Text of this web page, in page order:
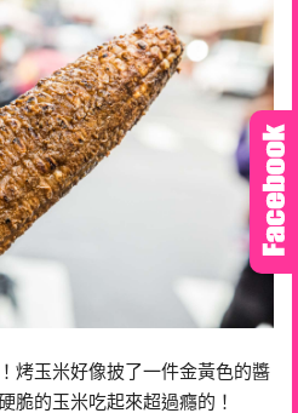
烤玉米好像披了一件金黃色的醬
脆的玉米吃起來超過癮的！